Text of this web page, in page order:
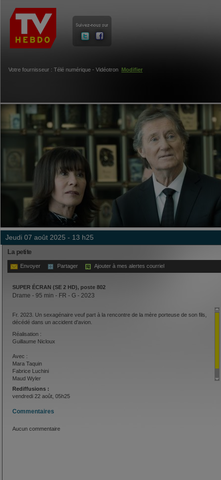
Votre fournisseur : Télé numérique - Vidéotron Modifier
jeudi 07 août 2025 - 13 h25
La petite
Envoyer Partager Ajouter à mes alertes courriel
SUPER ÉCRAN (SE 2 HD), poste 802
Drame - 95 min - FR - G - 2023
Fr. 2023. Un sexagénaire veuf part à la rencontre de la mère porteuse de son fils,
décédé dans un accident d'avion.
Réalisation :
Guillaume Nicloux
Avec :
Mara Taquin
Fabrice Luchini
Maud Wyler
Rediffusions :
vendredi 22 août, 05h25
Commentaires
Aucun commentaire